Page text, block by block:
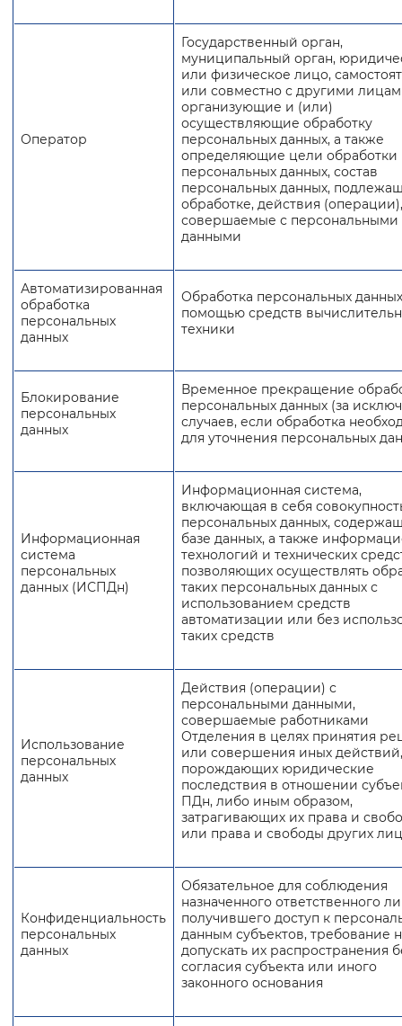
Оператор
Государственный орган,
муниципальный орган,
или физическое лицо,
или совместно с другими
организующие и (или)
осуществляющие обработку
персональных данных, а также
определяющие цели обработки
персональных данных, состав
персональных данных,
обработке, действия (операции),
совершаемые с персональными
данными
Автоматизированная
обработка
персональных
данных
Обработка персональных
помощью средств
техники
Блокирование
персональных
данных
Временное прекращение
персональных данных (за
случаев, если обработка
для уточнения персональных
Информационная
система
персональных
данных (ИСПДн)
Информационная система,
включающая в себя
персональных данных,
базе данных, а также
технологий и технических
позволяющих осуществлять
таких персональных данных с
использованием средств
автоматизации или без
таких средств
Использование
персональных
данных
Действия (операции) с
персональными данными,
совершаемые работниками
Отделения в целях принятия
или совершения иных действий,
порождающих юридические
последствия в отношении
ПДн, либо иным образом,
затрагивающих их права и
или права и свободы других лиц
Конфиденциальность
персональных
данных
Обязательное для соблюдения
назначенного ответственного
получившего доступ к
данным субъектов, требование
допускать их распространения
согласия субъекта или иного
законного основания